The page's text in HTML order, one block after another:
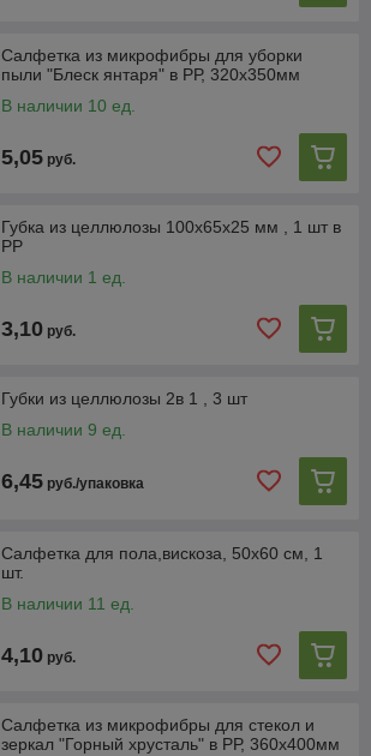
Салфетка из микрофибры для уборки
пыли "Блеск янтаря" в РР, 320х350мм
В наличии 10 ед.
5,05 руб.
Губка из целлюлозы 100х65х25 мм , 1 шт в
РР
В наличии 1 ед.
3,10 руб.
Губки из целлюлозы 2в 1 , 3 шт
В наличии 9 ед.
6,45 руб./упаковка
Салфетка для пола,вискоза, 50х60 см, 1
шт.
В наличии 11 ед.
4,10 руб.
Салфетка из микрофибры для стекол и
зеркал "Горный хрусталь" в РР, 360х400мм